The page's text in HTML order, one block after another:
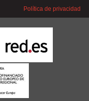
Política de privacidad